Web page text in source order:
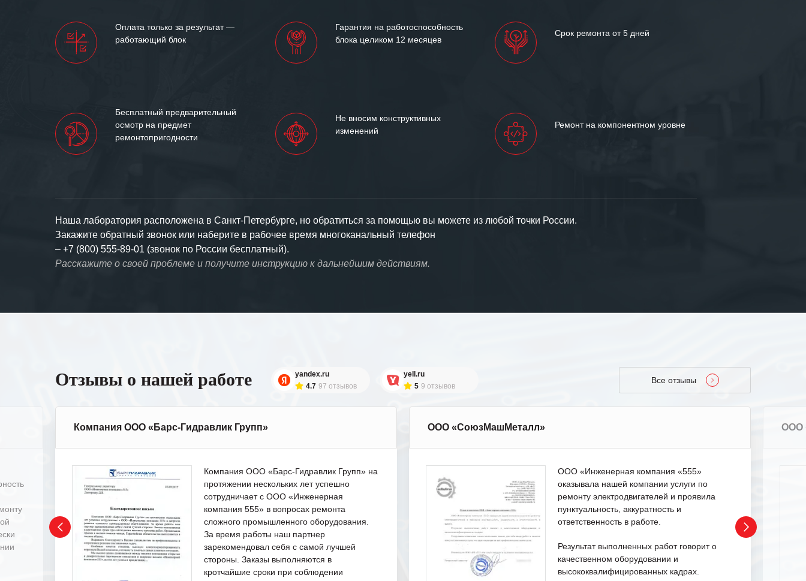
Оплата только за результат —
работающий блок
Гарантия на работоспособность
блока целиком 12 месяцев
Срок ремонта от 5 дней
Бесплатный предварительный
осмотр на предмет
ремонтопригодности
Не вносим конструктивных
изменений
Ремонт на компонентном уровне
Наша лаборатория расположена в Санкт-Петербурге, но обратиться за помощью вы можете из любой точки России.
Закажите обратный звонок или наберите в рабочее время многоканальный телефон
– +7 (800) 555-89-01 (звонок по России бесплатный).
Расскажите о своей проблеме и получите инструкцию к дальнейшим действиям.
Отзывы о нашей работе
yandex.ru
4.7 97 отзывов
yell.ru
5 9 отзывов
Все отзывы
Компания ООО «Барс-Гидравлик Групп»
Компания ООО «Барс-Гидравлик Групп» на
протяжении нескольких лет успешно
сотрудничает с ООО «Инженерная
компания 555» в вопросах ремонта
сложного промышленного оборудования.
За время работы наш партнер
зарекомендовал себя с самой лучшей
стороны. Заказы выполняются в
кротчайшие сроки при соблюдении
ООО «СоюзМашМеталл»
ООО «Инженерная компания «555»
оказывала нашей компании услуги по
ремонту электродвигателей и проявила
пунктуальность, аккуратность и
ответственность в работе.
Результат выполненных работ говорит о
качественном оборудовании и
высококвалифицированных кадрах.
ООО